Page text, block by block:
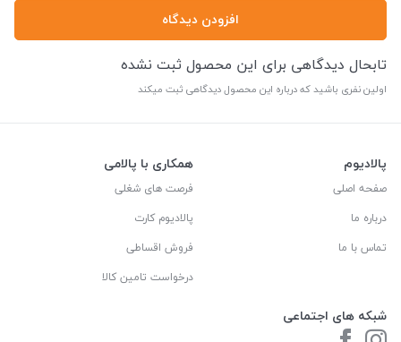
افزودن دیدگاه
تابحال دیدگاهی برای این محصول ثبت نشده
اولین نفری باشید که درباره این محصول دیدگاهی ثبت میکند
پالادیوم
صفحه اصلی
درباره ما
تماس با ما
شبکه های اجتماعی
همکاری با پالامی
فرصت های شغلی
پالادیوم کارت
فروش اقساطی
درخواست تامین کالا